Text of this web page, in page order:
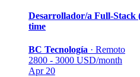
Desarrollador/a Full-
time
BC Tecnología · Remoto
2800 - 3000 USD/month
Apr 20